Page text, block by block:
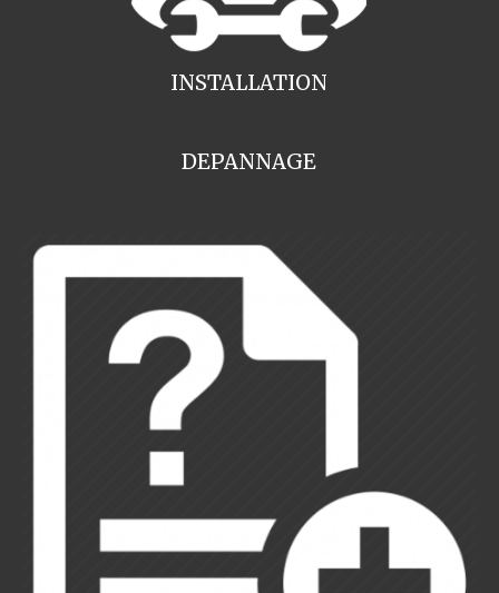
INSTALLATION
DEPANNAGE